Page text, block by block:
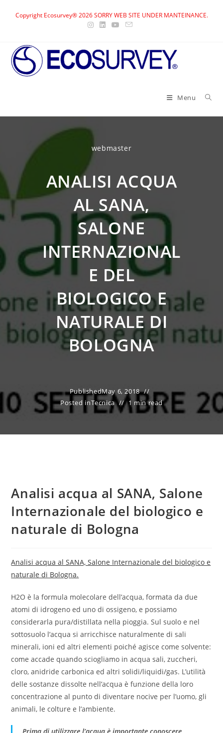
Copyright Ecosurvey® 2026 SORRY WEB SITE UNDER MANTEINANCE.
Menu
webmaster
ANALISI ACQUA
AL SANA,
SALONE
INTERNAZIONAL
E DEL
BIOLOGICO E
NATURALE DI
BOLOGNA
PublishedMay 6, 2018
Posted inTecnica 1 min read
Analisi acqua al SANA, Salone
Internazionale del biologico e
naturale di Bologna
Analisi acqua al SANA, Salone Internazionale del biologico e
naturale di Bologna.
H2O è la formula molecolare dell’acqua, formata da due
atomi di idrogeno ed uno di ossigeno, e possiamo
considerarla pura/distillata nella pioggia. Sul suolo e nel
sottosuolo l’acqua si arricchisce naturalmente di sali
minerali, ioni ed altri elementi poiché agisce come solvente:
come accade quando sciogliamo in acqua sali, zuccheri,
cloro, anidride carbonica ed altri solidi/liquidi/gas. L’utilità
delle sostanze dissolte nell’acqua è funzione della loro
concentrazione al punto di diventare nocive per l’uomo, gli
animali, le colture e l’ambiente.